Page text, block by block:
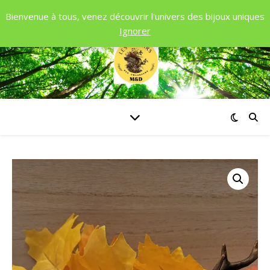
Bienvenue à tous, venez découvrir l'univers des bijoux uniques
Ignorer